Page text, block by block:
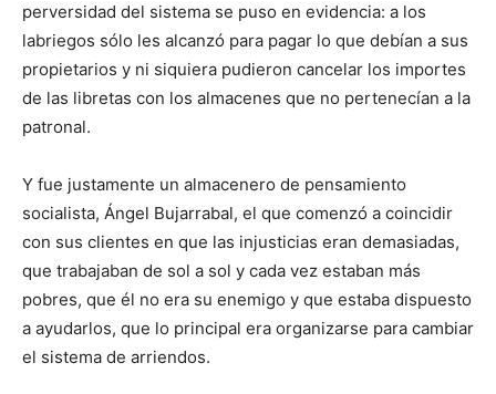
perversidad del sistema se puso en evidencia: a los
labriegos sólo les alcanzó para pagar lo que debían a sus
propietarios y ni siquiera pudieron cancelar los importes
de las libretas con los almacenes que no pertenecían a la
patronal.
Y fue justamente un almacenero de pensamiento
socialista, Ángel Bujarrabal, el que comenzó a coincidir
con sus clientes en que las injusticias eran demasiadas,
que trabajaban de sol a sol y cada vez estaban más
pobres, que él no era su enemigo y que estaba dispuesto
a ayudarlos, que lo principal era organizarse para cambiar
el sistema de arriendos.